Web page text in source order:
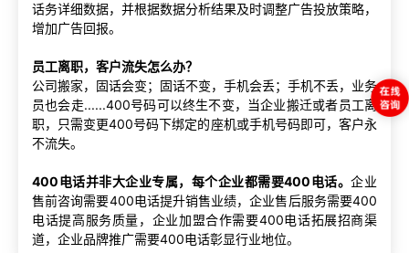
话务详细数据，并根据数据分析结果及时调整广告投放策略，
增加广告回报。
员工离职，客户流失怎么办？
公司搬家，固话会变；固话不变，手机会丢；手机不丢，业务
员也会走......400号码可以终生不变，当企业搬迁或者员工离
职，只需变更400号码下绑定的座机或手机号码即可，客户永
不流失。
400电话并非大企业专属，每个企业都需要400电话。企业
售前咨询需要400电话提升销售业绩，企业售后服务需要400
电话提高服务质量，企业加盟合作需要400电话拓展招商渠
道，企业品牌推广需要400电话彰显行业地位。